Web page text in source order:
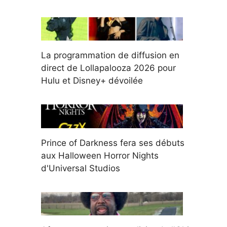
La programmation de diffusion en
direct de Lollapalooza 2026 pour
Hulu et Disney+ dévoilée
Prince of Darkness fera ses débuts
aux Halloween Horror Nights
d'Universal Studios